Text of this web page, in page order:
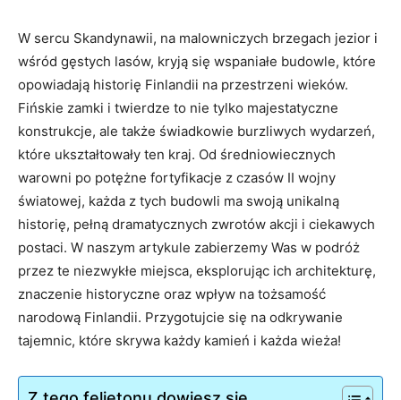
W sercu Skandynawii, na malowniczych⁤ brzegach jezior⁢ i
wśród gęstych lasów, kryją się wspaniałe budowle, które
opowiadają historię Finlandii na przestrzeni wieków.
Fińskie zamki i twierdze to nie tylko majestatyczne
konstrukcje, ale także‍ świadkowie burzliwych wydarzeń,
które ukształtowały ten kraj. Od ​średniowiecznych
warowni po ⁤potężne fortyfikacje z czasów II wojny
⁤światowej, każda z tych budowli ma swoją unikalną
historię, pełną dramatycznych zwrotów akcji i ‍ciekawych
postaci. W naszym artykule ​zabierzemy Was w podróż
⁤przez te niezwykłe miejsca, eksplorując ich‌ architekturę,
znaczenie historyczne oraz wpływ na tożsamość
narodową Finlandii.‍ Przygotujcie się ⁤na odkrywanie
tajemnic, które skrywa ⁣każdy‌ kamień i każda wieża!